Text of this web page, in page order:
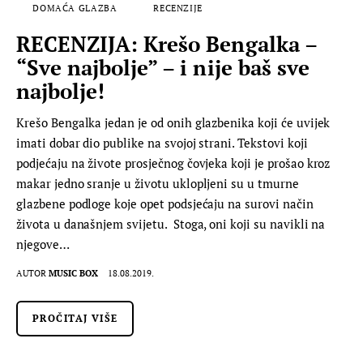
DOMAĆA GLAZBA RECENZIJE
RECENZIJA: Krešo Bengalka –
“Sve najbolje” – i nije baš sve
najbolje!
Krešo Bengalka jedan je od onih glazbenika koji će uvijek
imati dobar dio publike na svojoj strani. Tekstovi koji
podjećaju na živote prosječnog čovjeka koji je prošao kroz
makar jedno sranje u životu uklopljeni su u tmurne
glazbene podloge koje opet podsjećaju na surovi način
života u današnjem svijetu. Stoga, oni koji su navikli na
njegove…
AUTOR MUSIC BOX 18.08.2019.
PROČITAJ VIŠE